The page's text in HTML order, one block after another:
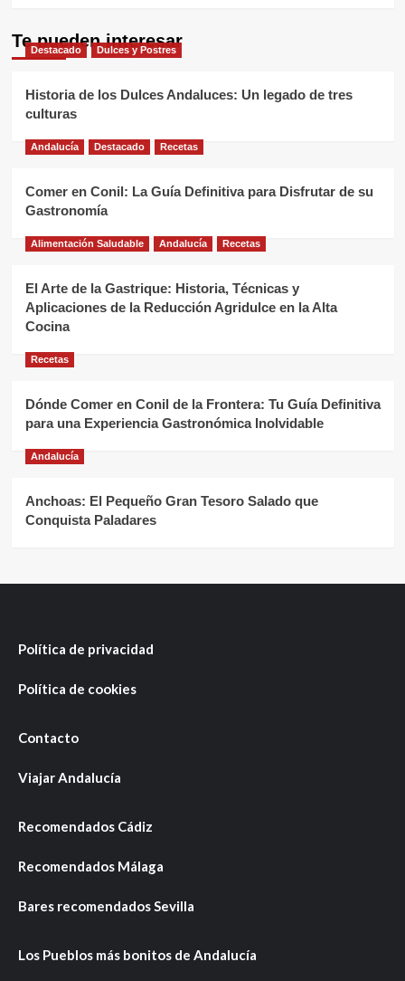
Te pueden interesar
Destacado Dulces y Postres
Historia de los Dulces Andaluces: Un legado de tres
culturas
Andalucía Destacado Recetas
Comer en Conil: La Guía Definitiva para Disfrutar de su
Gastronomía
Alimentación Saludable Andalucía Recetas
El Arte de la Gastrique: Historia, Técnicas y
Aplicaciones de la Reducción Agridulce en la Alta
Cocina
Recetas
Dónde Comer en Conil de la Frontera: Tu Guía Definitiva
para una Experiencia Gastronómica Inolvidable
Andalucía
Anchoas: El Pequeño Gran Tesoro Salado que
Conquista Paladares
Política de privacidad
Política de cookies
Contacto
Viajar Andalucía
Recomendados Cádiz
Recomendados Málaga
Bares recomendados Sevilla
Los Pueblos más bonitos de Andalucía